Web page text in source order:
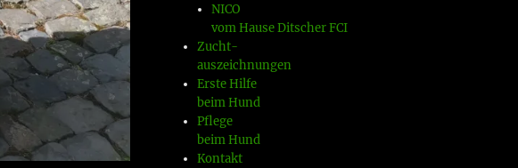
NICO
vom Hause Ditscher FCI
Zucht-
auszeichnungen
Erste Hilfe
beim Hund
Pflege
beim Hund
Kontakt